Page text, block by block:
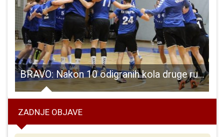
BRAVO: Nakon 10 odigranih kola druge rukometne lige rukometaši Gospića ne znaju za poraz
ZADNJE OBJAVE